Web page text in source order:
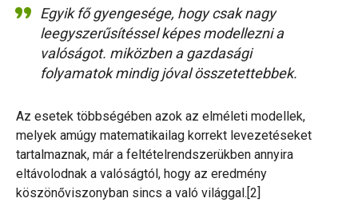
Egyik fő gyengesége, hogy csak nagy
leegyszerűsítéssel képes modellezni a
valóságot. miközben a gazdasági
folyamatok mindig jóval összetettebbek.
Az esetek többségében azok az elméleti modellek,
melyek amúgy matematikailag korrekt levezetéseket
tartalmaznak, már a feltételrendszerükben annyira
eltávolodnak a valóságtól, hogy az eredmény
köszönőviszonyban sincs a való világgal.[2]